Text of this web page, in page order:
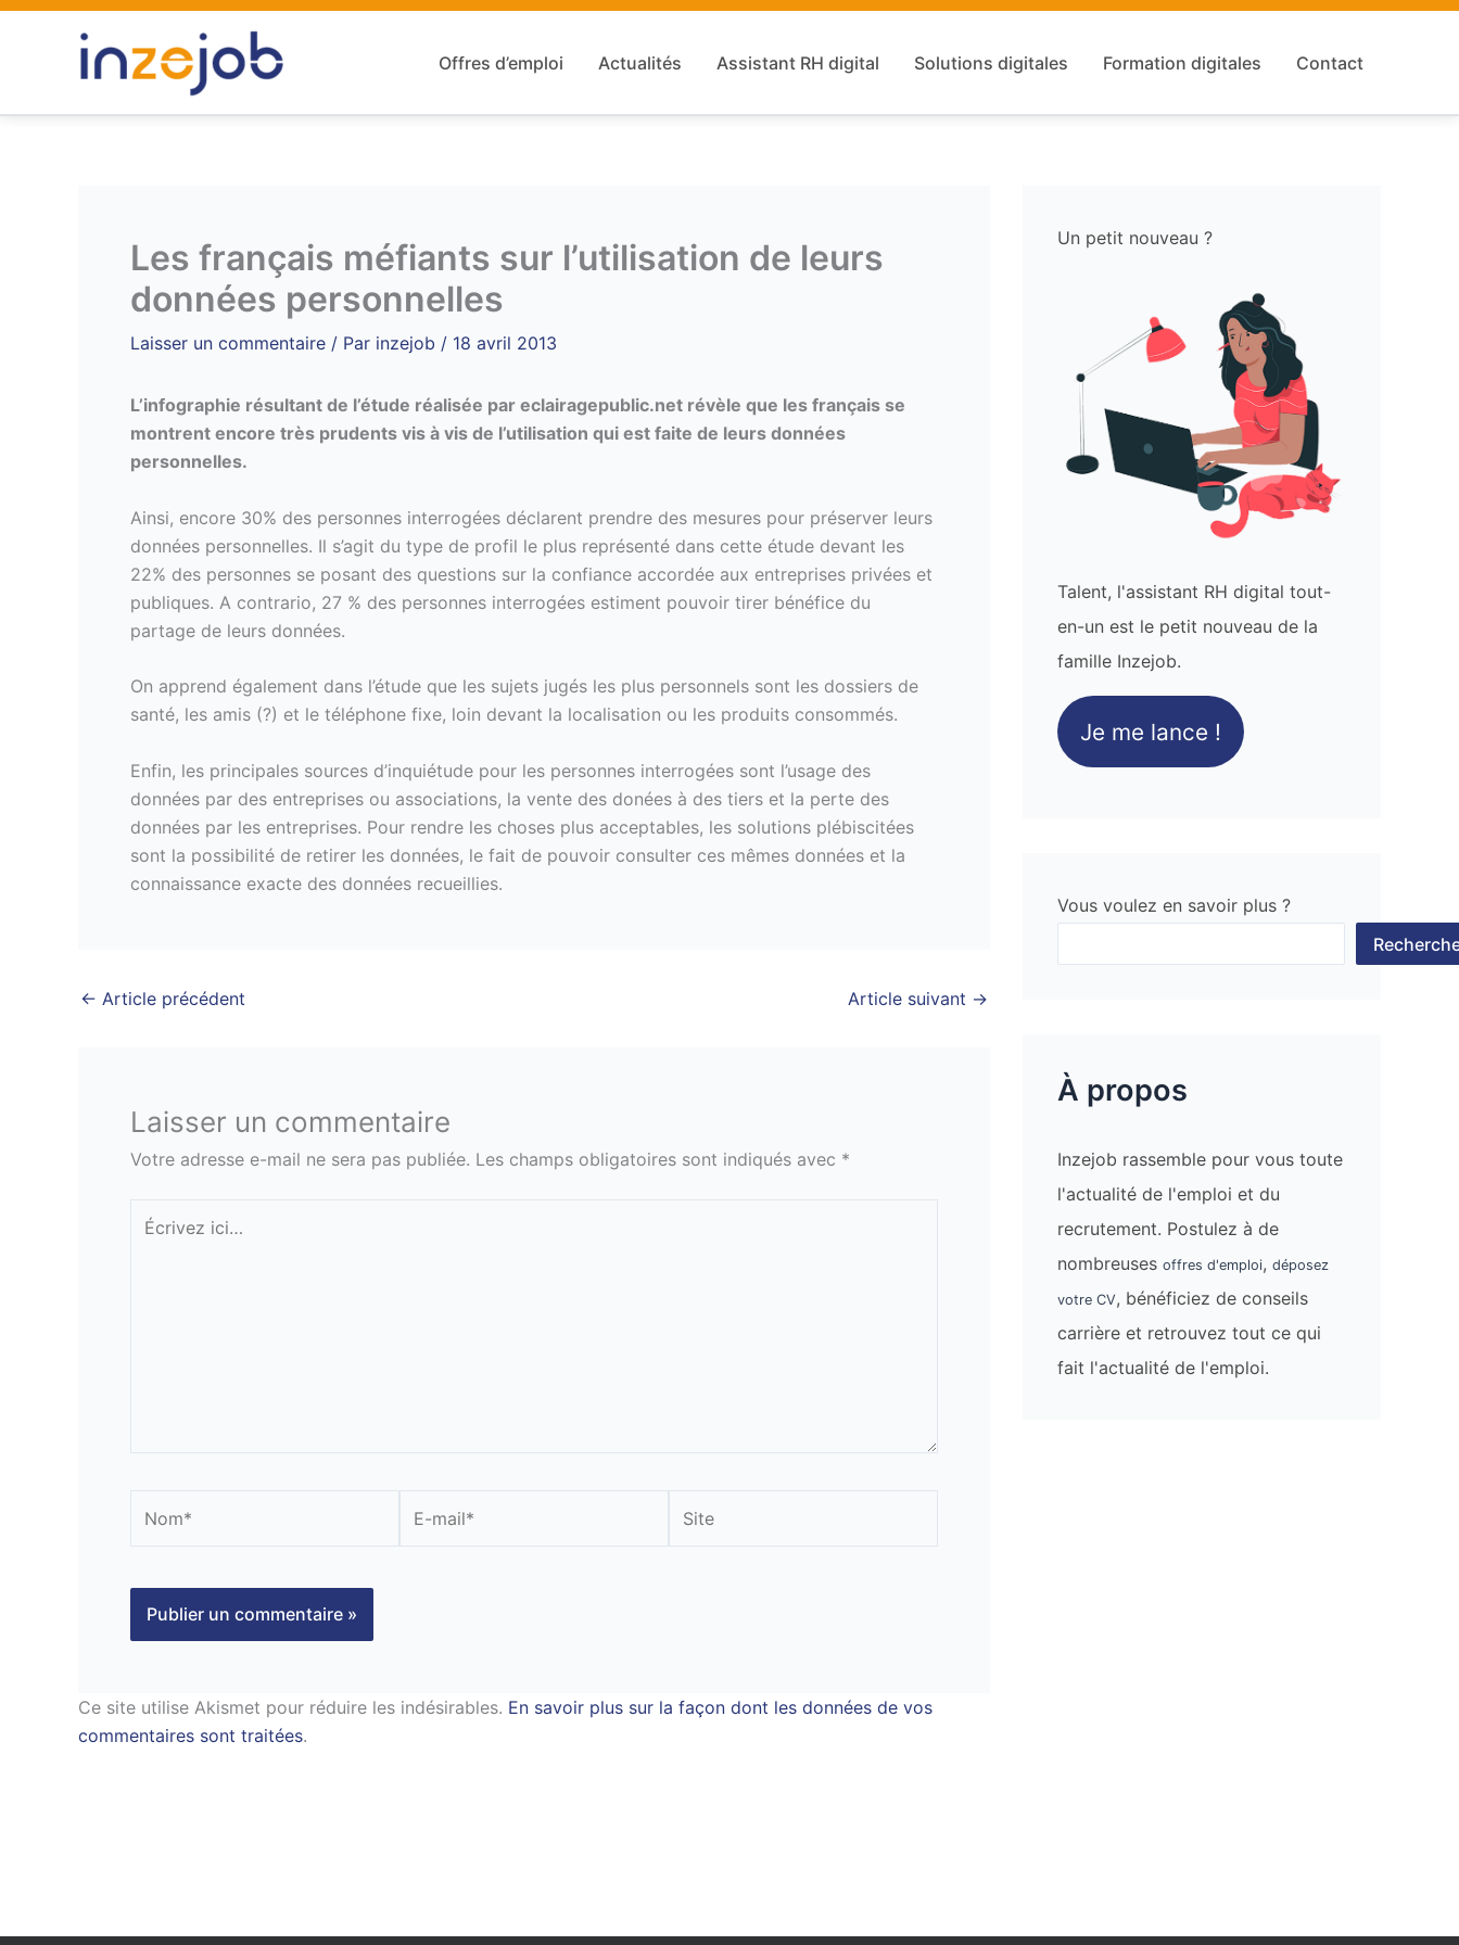
Aller
Offres d’emploi Actualités Assistant RH digital Solutions digitales Formation digitales Contact
Les français méfiants sur l’utilisation de leurs
données personnelles
Laisser un commentaire / Par inzejob / 18 avril 2013
L’infographie résultant de l’étude réalisée par eclairagepublic.net révèle que les français se
montrent encore très prudents vis à vis de l’utilisation qui est faite de leurs données
personnelles.
Ainsi, encore 30% des personnes interrogées déclarent prendre des mesures pour préserver leurs
données personnelles. Il s’agit du type de profil le plus représenté dans cette étude devant les
22% des personnes se posant des questions sur la confiance accordée aux entreprises privées et
publiques. A contrario, 27 % des personnes interrogées estiment pouvoir tirer bénéfice du
partage de leurs données.
On apprend également dans l’étude que les sujets jugés les plus personnels sont les dossiers de
santé, les amis (?) et le téléphone fixe, loin devant la localisation ou les produits consommés.
Enfin, les principales sources d’inquiétude pour les personnes interrogées sont l’usage des
données par des entreprises ou associations, la vente des donées à des tiers et la perte des
données par les entreprises. Pour rendre les choses plus acceptables, les solutions plébiscitées
sont la possibilité de retirer les données, le fait de pouvoir consulter ces mêmes données et la
connaissance exacte des données recueillies.
← Article précédent Article suivant →
Laisser un commentaire
Votre adresse e-mail ne sera pas publiée. Les champs obligatoires sont indiqués avec *
Écrivez
ici…
mail*
Ce site utilise Akismet pour réduire les indésirables. En savoir plus sur la façon dont les données de vos
commentaires sont traitées.
Un petit nouveau ?
Talent, l'assistant RH digital tout-
en-un est le petit nouveau de la
famille Inzejob.
Je me lance !
Vous voulez en savoir plus ?
À propos
Inzejob rassemble pour vous toute
l'actualité de l'emploi et du
recrutement. Postulez à de
nombreuses offres d'emploi, déposez
votre CV, bénéficiez de conseils
carrière et retrouvez tout ce qui
fait l'actualité de l'emploi.